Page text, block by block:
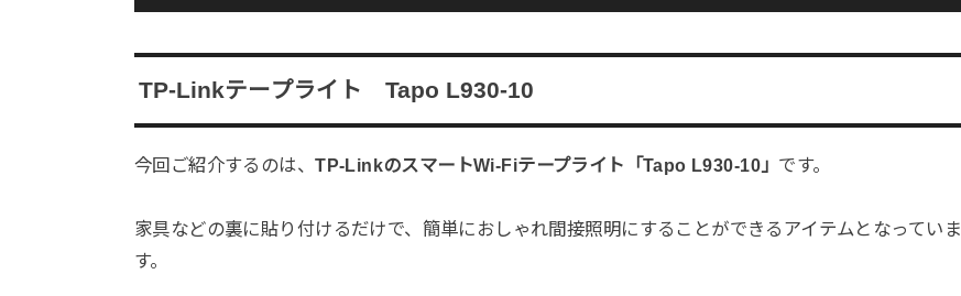
TP-LinkテープライトTapo L930-10
今回ご紹介するのは、TP-LinkのスマートWi-Fiテープライト「Tapo L930-10」 です。
家具などの裏に貼り付けるだけで、簡単におしゃれ間接照明にすることができるアイテムとなっていま
す。